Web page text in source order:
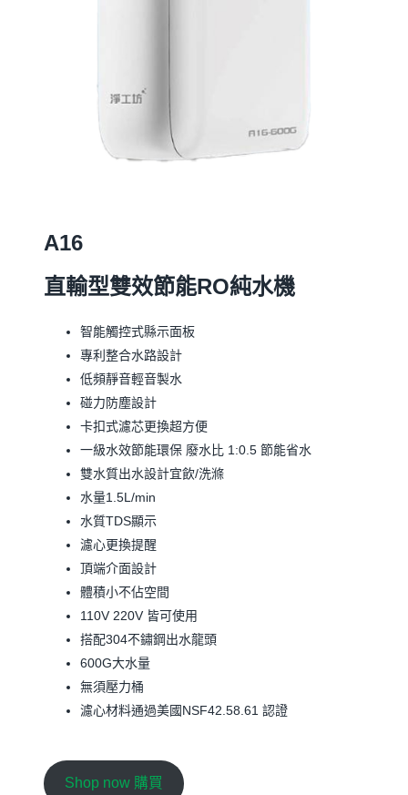
A16
直輸型雙效節能RO純水機
智能觸控式縣示面板
專利整合水路設計
低頻靜音輕音製水
碰力防塵設計
卡扣式濾芯更換超方便
一級水效節能環保 廢水比 1:0.5 節能省水
雙水質出水設計宜飲/洗滌
水量1.5L/min
水質TDS顯示
濾心更換提醒
頂端介面設計
體積小不佔空間
110V 220V 皆可使用
搭配304不鏽鋼出水龍頭
600G大水量
無須壓力桶
濾心材料通過美國NSF42.58.61 認證
Shop now 購買